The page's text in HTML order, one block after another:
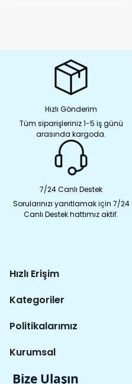
Hızlı Gönderim
Tüm siparişleriniz 1-5 iş günü
arasında kargoda.
7/24 Canlı Destek
Sorularınızı yanıtlamak için 7/24
Canlı Destek hattımız aktif.
Hızlı Erişim
Kategoriler
Politikalarımız
Kurumsal
Bize Ulaşın